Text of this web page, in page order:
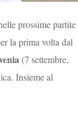
prossime partite
la prima volta dal
(7 settembre,
Insieme al